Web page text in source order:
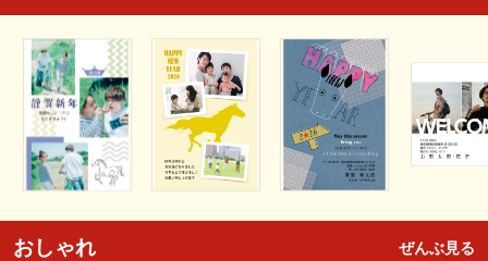
おしゃれ ぜんぶ見る